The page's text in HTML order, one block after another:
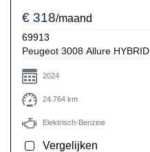
€ 318/maand
69913
Peugeot 3008 Allure HYBRID
2024
24.764 km
Elektrisch-Benzine
Vergelijken